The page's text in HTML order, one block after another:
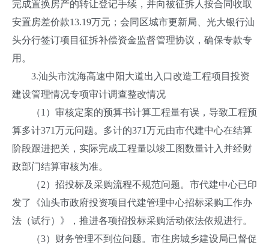
完成置换房产的转让登记手续，并向被征拆人按合同收取
安置房差价款13.19万元；会同区城市更新局、光大银行汕
头分行签订项目征拆补偿资金监督管理协议，确保专款专
用。
3.汕头市沈海高速中阳大道出入口改造工程项目投资
建设管理情况专项审计调查整改情况
（1）审核定案的预算书计算工程量有误，导致工程预
算多计371万元问题。多计的371万元由市代建中心在结算
阶段跟进把关，实际完成工程量以竣工图数量计入并经财
政部门结算审核为准。
（2）招投标及采购流程不规范问题。市代建中心已印
发了《汕头市政府投资项目代建管理中心招标采购工作办
法（试行）》，推进各项招投标采购活动依法依规进行。
（3）财务管理不到位问题。市住房城乡建设局已督促